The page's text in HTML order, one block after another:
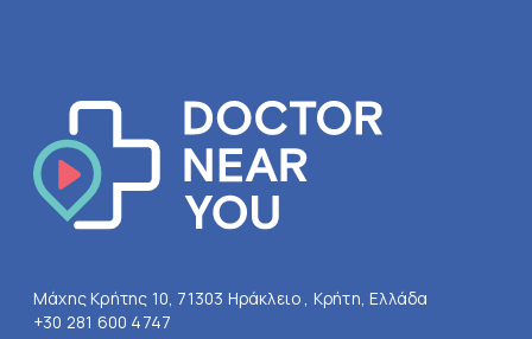
Μάχης Κρήτης 10, 71303 Ηράκλειο , Κρήτη, Ελλάδα
+30 281 600 4747